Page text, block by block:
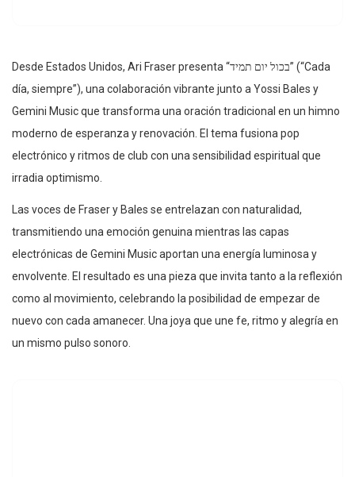
Desde Estados Unidos, Ari Fraser presenta “בכול יום תמיד” (“Cada
día, siempre”), una colaboración vibrante junto a Yossi Bales y
Gemini Music que transforma una oración tradicional en un himno
moderno de esperanza y renovación. El tema fusiona pop
electrónico y ritmos de club con una sensibilidad espiritual que
irradia optimismo.
Las voces de Fraser y Bales se entrelazan con naturalidad,
transmitiendo una emoción genuina mientras las capas
electrónicas de Gemini Music aportan una energía luminosa y
envolvente. El resultado es una pieza que invita tanto a la reflexión
como al movimiento, celebrando la posibilidad de empezar de
nuevo con cada amanecer. Una joya que une fe, ritmo y alegría en
un mismo pulso sonoro.